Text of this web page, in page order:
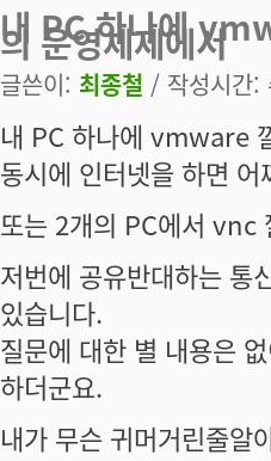
내 PC 하나에
의 운영체제에서
글쓴이: 최종철 / 작성시간
내 PC 하나에 vmware
동시에 인터넷을 하면
또는 2개의 PC에서 vnc
저번에 공유반대하는 통
있습니다.
질문에 대한 별 내용은
하더군요.
내가 무슨 귀머거린줄알